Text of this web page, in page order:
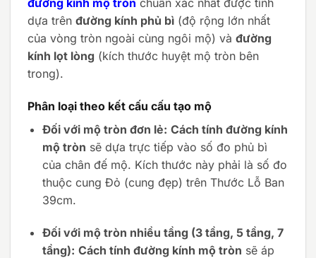
đường kính mộ tròn chuẩn xác nhất được tính
dựa trên đường kính phủ bì (độ rộng lớn nhất
của vòng tròn ngoài cùng ngôi mộ) và đường
kính lọt lòng (kích thước huyệt mộ tròn bên
trong).
Phân loại theo kết cấu cấu tạo mộ
Đối với mộ tròn đơn lẻ: Cách tính đường kính
mộ tròn sẽ dựa trực tiếp vào số đo phủ bì
của chân đế mộ. Kích thước này phải là số đo
thuộc cung Đỏ (cung đẹp) trên Thước Lỗ Ban
39cm.
Đối với mộ tròn nhiều tầng (3 tầng, 5 tầng, 7
tầng): Cách tính đường kính mộ tròn sẽ áp